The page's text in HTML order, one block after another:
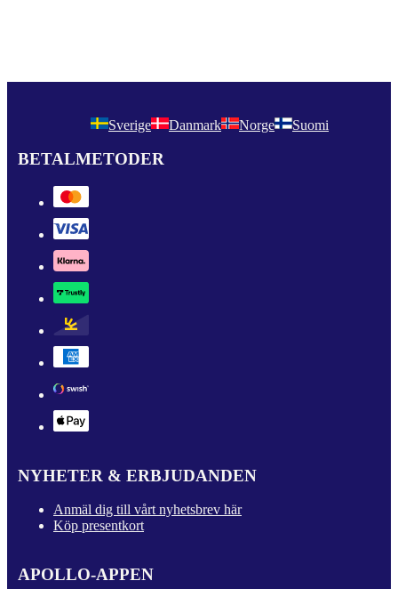
Sverige Danmark Norge Suomi
BETALMETODER
NYHETER & ERBJUDANDEN
Anmäl dig till vårt nyhetsbrev här
Köp presentkort
APOLLO-APPEN